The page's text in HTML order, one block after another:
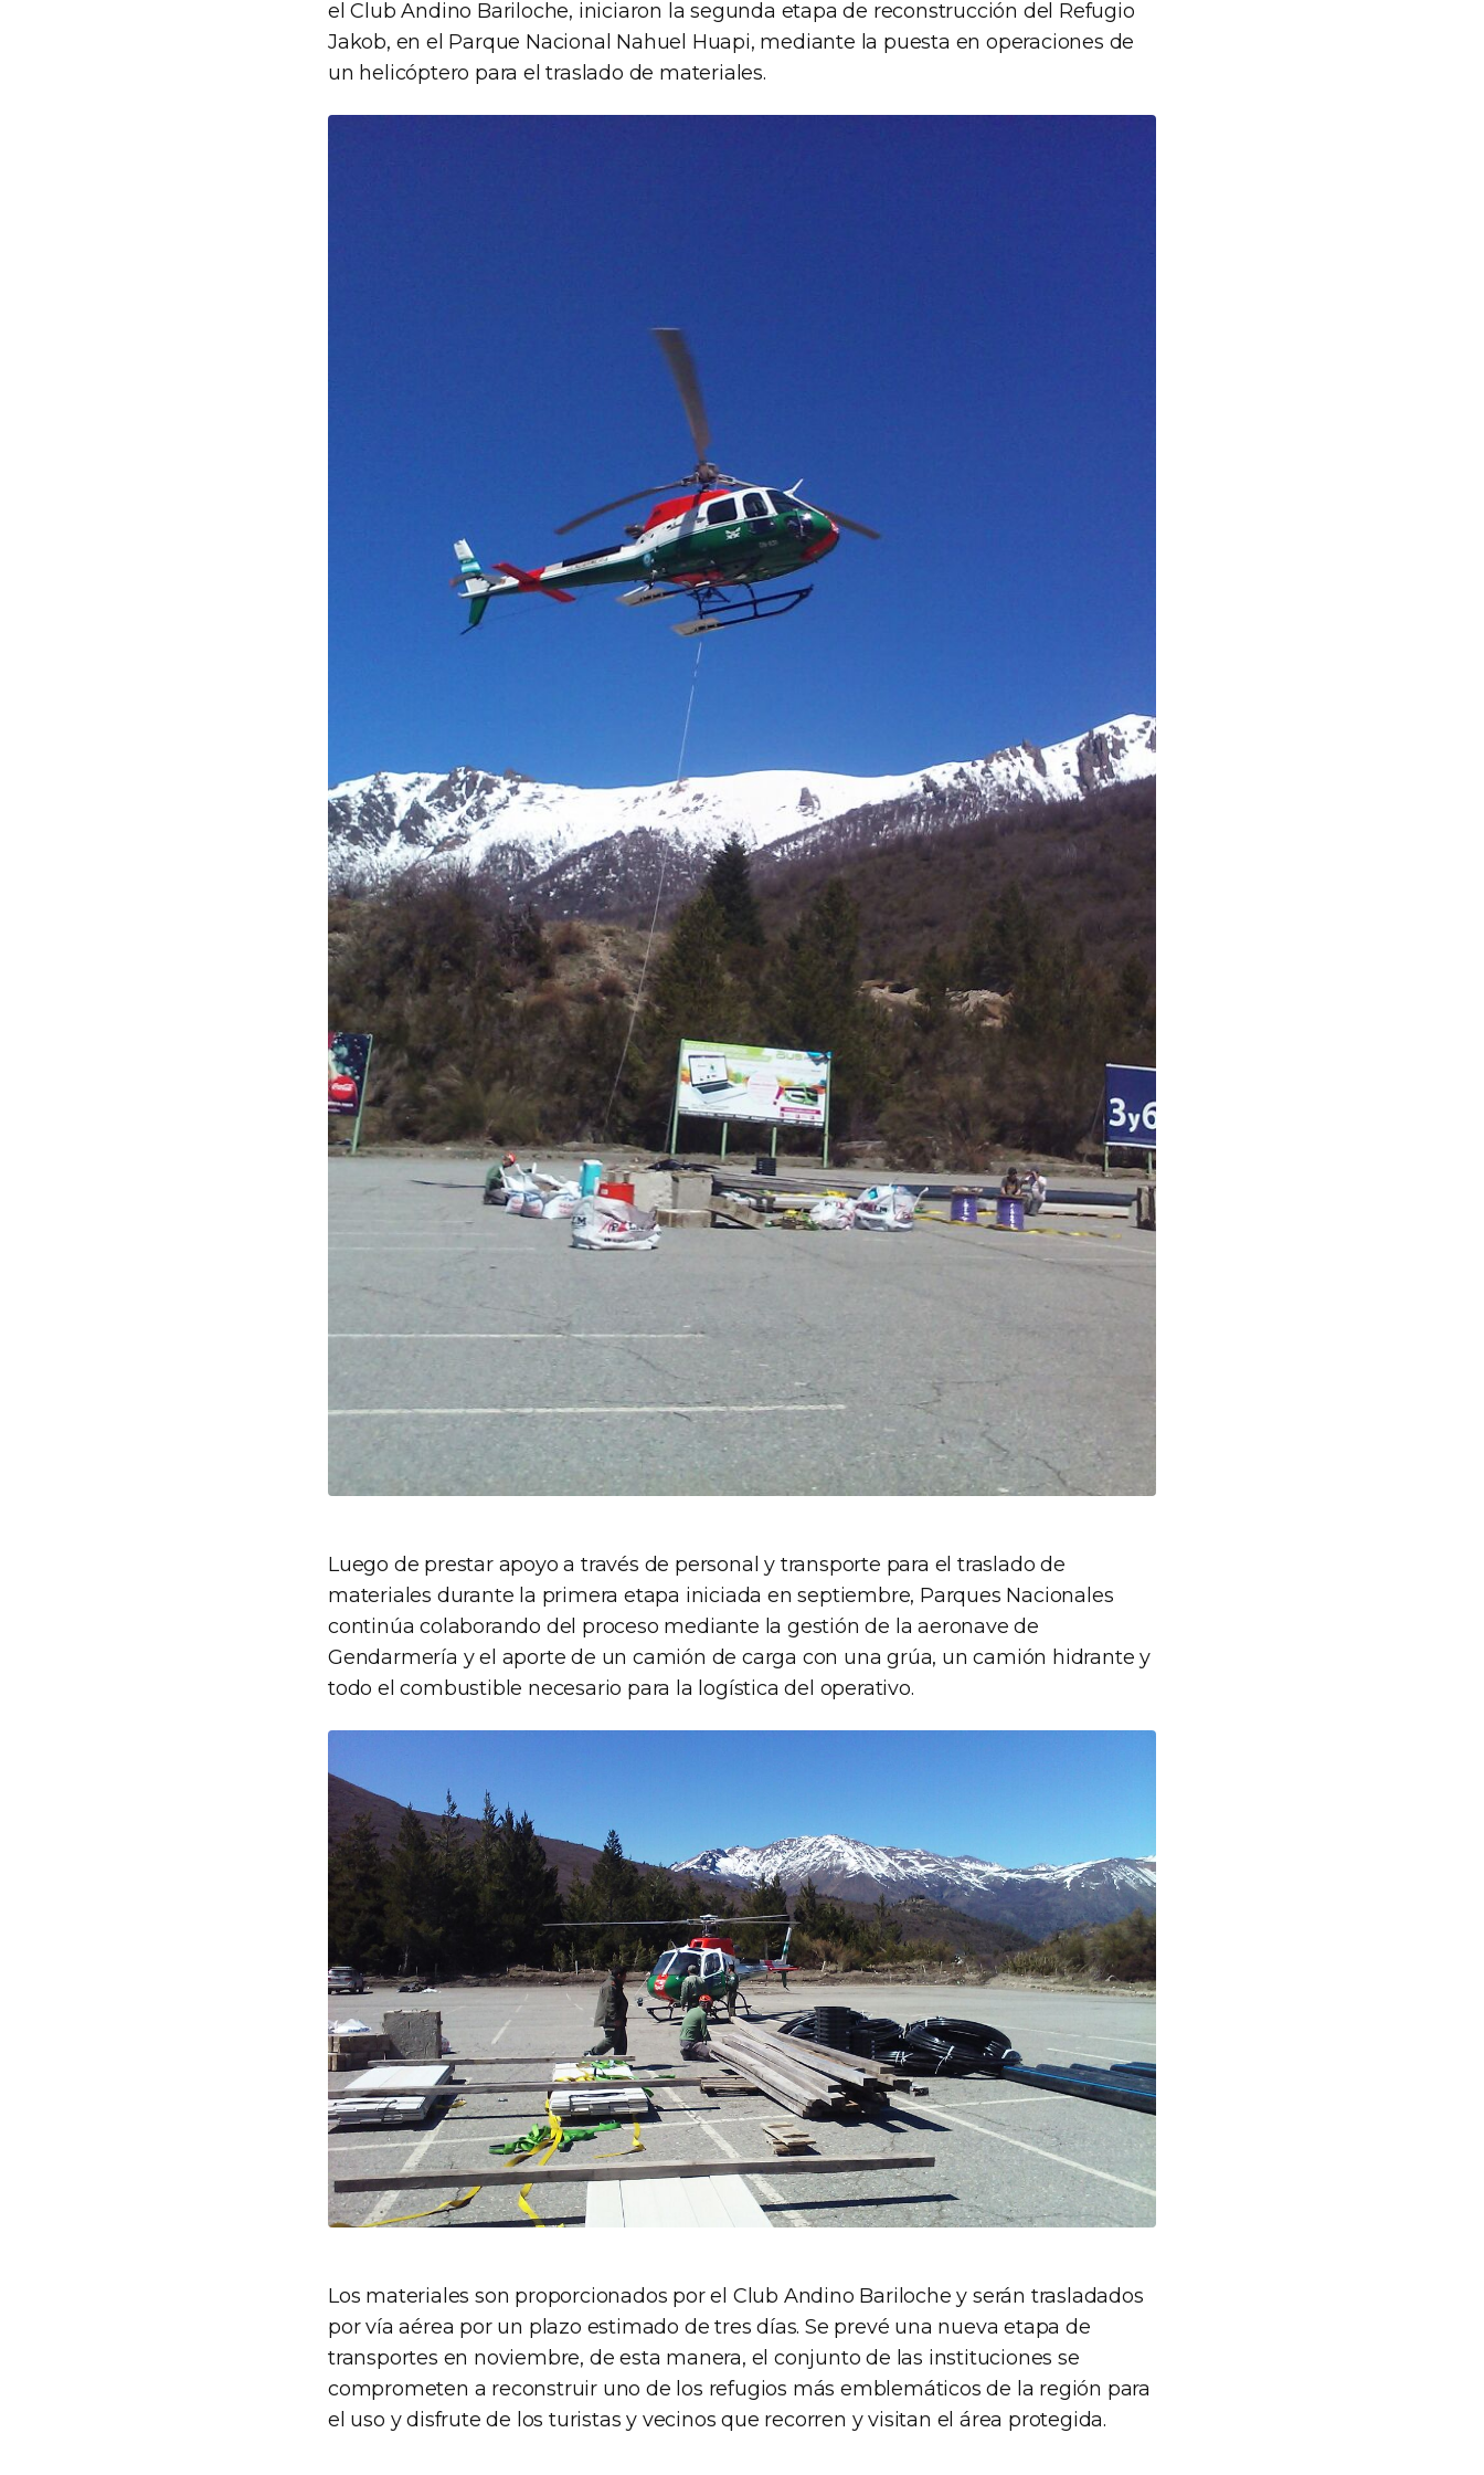
el Club Andino Bariloche, iniciaron la segunda etapa de reconstrucción del Refugio
Jakob, en el Parque Nacional Nahuel Huapi, mediante la puesta en operaciones de
un helicóptero para el traslado de materiales.
Luego de prestar apoyo a través de personal y transporte para el traslado de
materiales durante la primera etapa iniciada en septiembre, Parques Nacionales
continúa colaborando del proceso mediante la gestión de la aeronave de
Gendarmería y el aporte de un camión de carga con una grúa, un camión hidrante y
todo el combustible necesario para la logística del operativo.
Los materiales son proporcionados por el Club Andino Bariloche y serán trasladados
por vía aérea por un plazo estimado de tres días. Se prevé una nueva etapa de
transportes en noviembre, de esta manera, el conjunto de las instituciones se
comprometen a reconstruir uno de los refugios más emblemáticos de la región para
el uso y disfrute de los turistas y vecinos que recorren y visitan el área protegida.